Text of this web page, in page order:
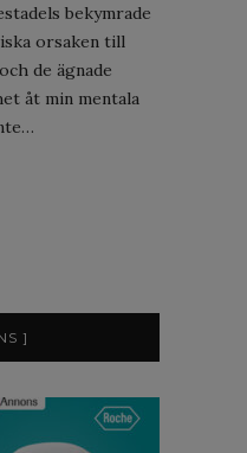
bekymrade
orsaken till
de ägnade
åt min mentala
]